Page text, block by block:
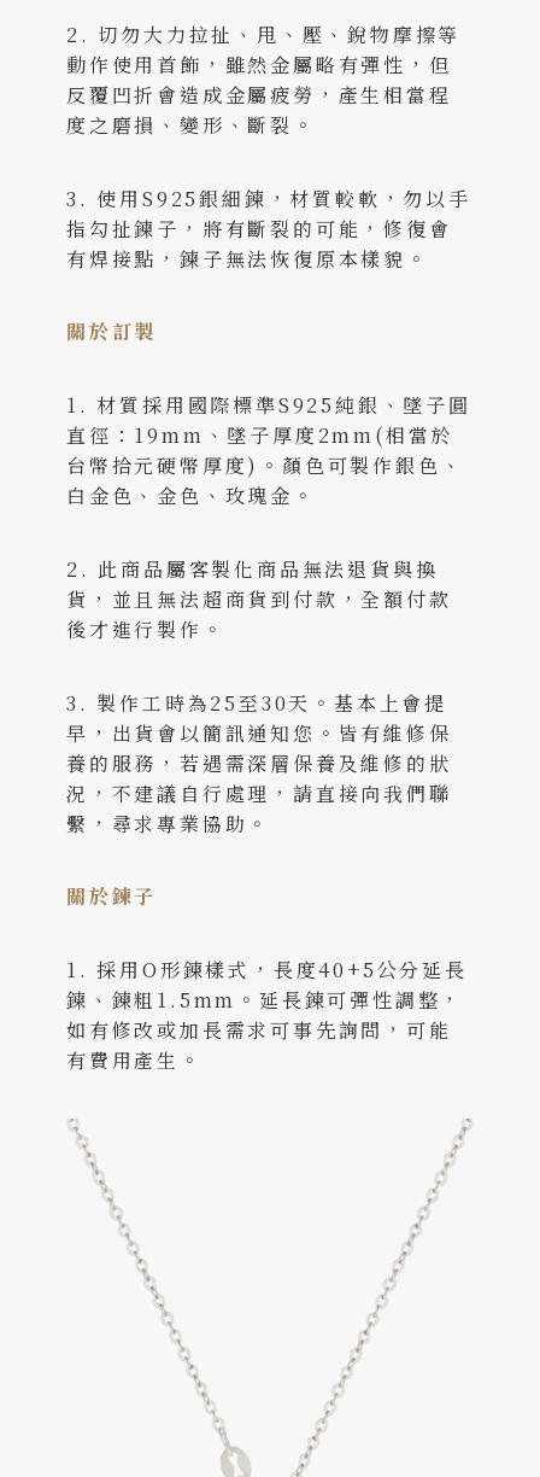
2. 切勿大力拉扯、甩、壓、銳物摩擦等
動作使用首飾，雖然金屬略有彈性，但
反覆凹折會造成金屬疲勞，產生相當程
度之磨損、變形、斷裂。
3. 使用S925銀細鍊，材質較軟，勿以手
指勾扯鍊子，將有斷裂的可能，修復會
有焊接點，鍊子無法恢復原本樣貌。
關於訂製
1. 材質採用國際標準S925純銀、墜子圓
直徑：19mm、墜子厚度2mm(相當於
台幣拾元硬幣厚度)。顏色可製作銀色、
白金色、金色、玫瑰金。
2. 此商品屬客製化商品無法退貨與換
貨，並且無法超商貨到付款，全額付款
後才進行製作。
3. 製作工時為25至30天。基本上會提
早，出貨會以簡訊通知您。皆有維修保
養的服務，若遇需深層保養及維修的狀
況，不建議自行處理，請直接向我們聯
繫，尋求專業協助。
關於鍊子
1. 採用O形鍊樣式，長度40+5公分延長
鍊、鍊粗1.5mm。延長鍊可彈性調整，
如有修改或加長需求可事先詢問，可能
有費用產生。